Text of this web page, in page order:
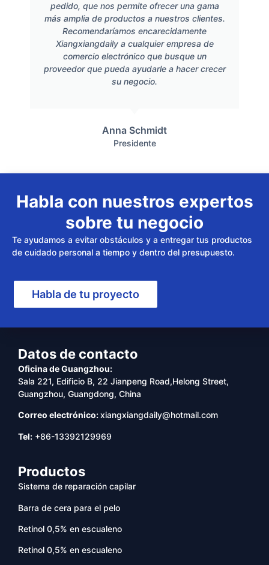
pedido, que nos permite ofrecer una gama
más amplia de productos a nuestros clientes.
Recomendaríamos encarecidamente
Xiangxiangdaily a cualquier empresa de
comercio electrónico que busque un
proveedor que pueda ayudarle a hacer crecer
su negocio.
Anna Schmidt
Presidente
Habla con nuestros expertos
sobre tu negocio
Te ayudamos a evitar obstáculos y a entregar tus productos
de cuidado personal a tiempo y dentro del presupuesto.
Habla de tu proyecto
Datos de contacto
Oficina de Guangzhou:
Sala 221, Edificio B, 22 Jianpeng Road,Helong Street,
Guangzhou, Guangdong, China
Correo electrónico:xiangxiangdaily@hotmail.com
Tel: +86-13392129969
Productos
Sistema de reparación capilar
Barra de cera para el pelo
Retinol 0,5% en escualeno
Retinol 0,5% en escualeno